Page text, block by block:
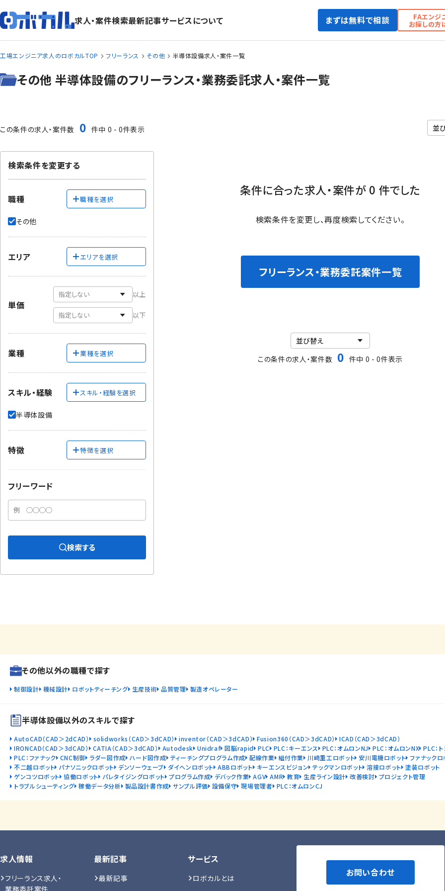
求人・案件検索最新記事サービスについて まずは無料で相談 FAエンジ
お探しの方
工場エンジニア求人のロボカルTOP フリーランス その他 半導体設備求人・案件一覧
その他 半導体設備のフリーランス・業務委託求人・案件一覧
この条件の求人・案件数 0 件中 0 - 0件表示
条件に合った求人・案件が 0 件でした
検索条件を変更し、再度検索してください。
フリーランス・業務委託案件一覧
この条件の求人・案件数 0 件中 0 - 0件表示
検索条件を変更する
職種 職種を選択
その他
エリア エリアを選択
単価
以上
以下
業種 業種を選択
スキル・経験 スキル・経験を選択
半導体設備
特徴 特徴を選択
フリーワード
検索する
その他以外の職種で探す
制御設計 機械設計 ロボットティーチング 生産技術 品質管理 製造オペレーター
半導体設備以外のスキルで探す
AutoCAD（CAD＞2dCAD） solidworks（CAD＞3dCAD） inventor（CAD＞3dCAD） Fusion360（CAD＞3dCAD）
ICAD（CAD＞3dCAD）
IRONCAD（CAD＞3dCAD）
CATIA（CAD＞3dCAD） Autodesk Unidraf 図脳rapid PLC PLC：キーエンス PLC：オムロンNJ PLC：オムロンNX PLC：
PLC：ファナック CNC制御 ラダー図作成 ハード図作成 ティーチングプログラム作成 配線作業 組付作業 川崎重工ロボット 安川電機ロボット ファナックロ
不二越ロボット パナソニックロボット デンソーウェーブ ダイヘンロボット ABBロボット キーエンスビジョン テックマンロボット 溶接ロボット 塗装ロボット
ゲンコツロボット 協働ロボット パレタイジングロボット プログラム作成 デバック作業 AGV AMR 教育 生産ライン設計 改善検討 プロジェクト管理
トラブルシューティング 稼働データ分析 製品設計書作成 サンプル評価 設備保守 現場管理者 PLC：オムロンCJ
求人情報
フリーランス求人・
業務委託案件
最新記事
最新記事
サービス
ロボカルとは お問い合わせ